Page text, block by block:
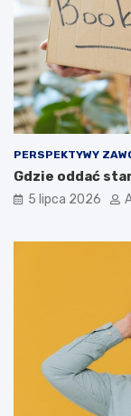
PERSPEKTYWY
Gdzie oddać
5 lipca 2026